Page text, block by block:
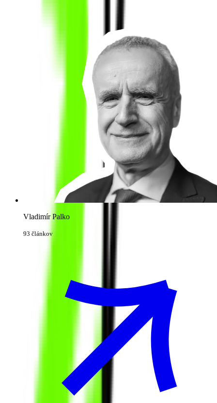
Vladimír Palko
93 článkov